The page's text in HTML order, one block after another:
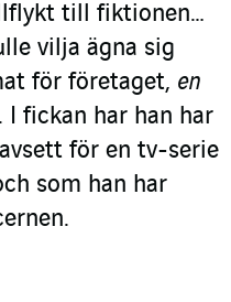
till fiktionen…
vilja ägna sig
för företaget, en
. I fickan har han har
för en tv-serie
som han har